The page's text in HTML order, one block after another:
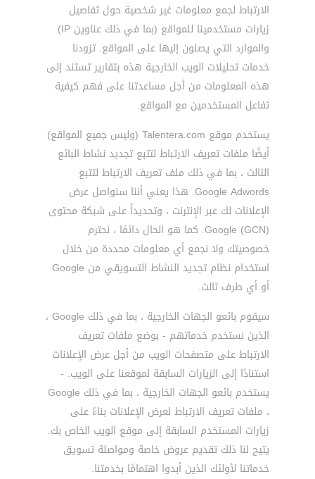
الارتباط لجمع معلومات غير شخصية حول تفاصيل
زيارات مستخدمينا للمواقع (بما في ذلك عناوين IP)
والموارد التي يصلون إليها على المواقع. تزودنا
خدمات تحليلات الويب الخارجية هذه بتقارير تستند إلى
هذه المعلومات من أجل مساعدتنا على فهم كيفية
تفاعل المستخدمين مع المواقع.
يستخدم موقع Talentera.com (وليس جميع المواقع)
أيضًا ملفات تعريف الارتباط لتتبع تجديد نشاط البائع
الثالث ، بما في ذلك ملف تعريف الارتباط لتتبع
Google Adwords. هذا يعني أننا سنواصل عرض
الإعلانات لك عبر الإنترنت ، وتحديداً على شبكة محتوى
Google (GCN). كما هو الحال دائمًا ، نحترم
خصوصيتك ولا نجمع أي معلومات محددة من خلال
استخدام نظام تجديد النشاط التسويقي من Google
أو أي طرف ثالث.
سيقوم بائعو الجهات الخارجية ، بما في ذلك Google ،
الذين نستخدم خدماتهم - بوضع ملفات تعريف
الارتباط على متصفحات الويب من أجل عرض الإعلانات
استنادًا إلى الزيارات السابقة لموقعنا على الويب. -
يستخدم بائعو الجهات الخارجية ، بما في ذلك Google
، ملفات تعريف الارتباط لعرض الإعلانات بناءً على
زيارات المستخدم السابقة إلى موقع الويب الخاص بك.
يتيح لنا ذلك تقديم عروض خاصة ومواصلة تسويق
خدماتنا لأولئك الذين أبدوا اهتمامًا بخدمتنا.